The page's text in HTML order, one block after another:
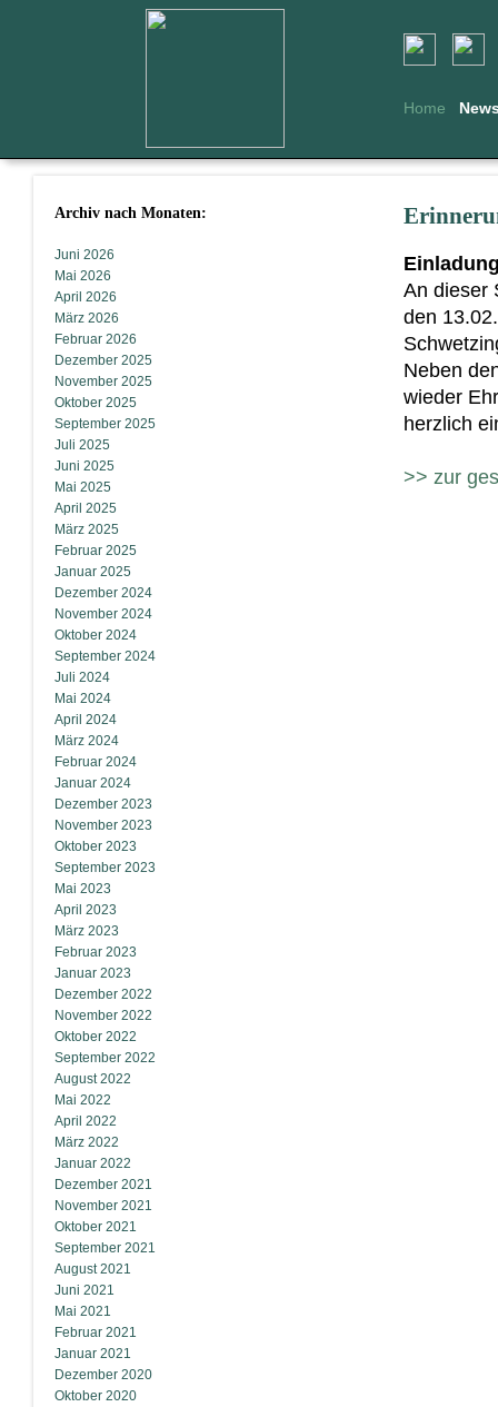
Home
Archiv nach Monaten:
Juni 2026
Mai 2026
April 2026
März 2026
Februar 2026
Dezember 2025
November 2025
Oktober 2025
September 2025
Juli 2025
Juni 2025
Mai 2025
April 2025
März 2025
Februar 2025
Januar 2025
Dezember 2024
November 2024
Oktober 2024
September 2024
Juli 2024
Mai 2024
April 2024
März 2024
Februar 2024
Januar 2024
Dezember 2023
November 2023
Oktober 2023
September 2023
Mai 2023
April 2023
März 2023
Februar 2023
Januar 2023
Dezember 2022
November 2022
Oktober 2022
September 2022
August 2022
Mai 2022
April 2022
März 2022
Januar 2022
Dezember 2021
November 2021
Oktober 2021
September 2021
August 2021
Juni 2021
Mai 2021
Februar 2021
Januar 2021
Dezember 2020
Oktober 2020
An dieser
den
Neben
wieder
herzlich
>> zur